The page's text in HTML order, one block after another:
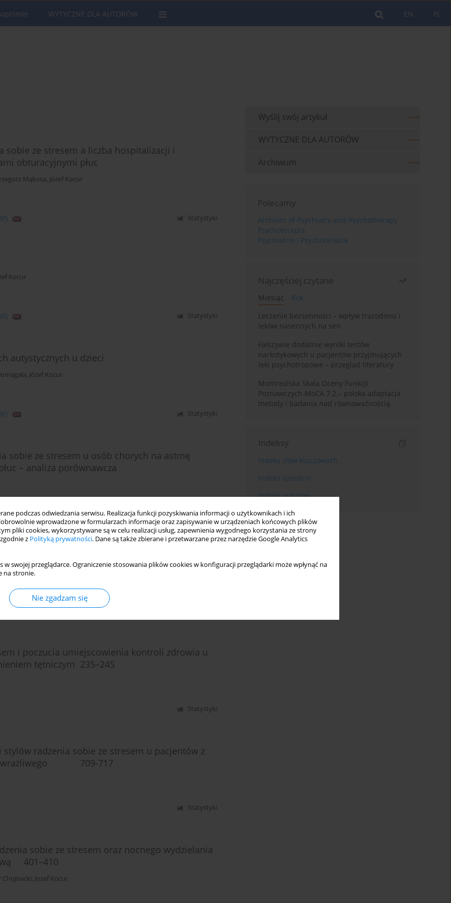
podczas odwiedzania serwisu. Realizacja funkcji pozyskiwania informacji o użytkownikach i ich
wprowadzone w formularzach informacje oraz zapisywanie w urządzeniach końcowych plików
pliki cookies, wykorzystywane są w celu realizacji usług, zapewnienia wygodnego korzystania ze strony
z Polityką prywatności. Dane są także zbierane i przetwarzane przez narzędzie Google Analytics
w swojej przeglądarce. Ograniczenie stosowania plików cookies w konfiguracji przeglądarki może wpłynąć na
na stronie.
Nie zgadzam się
PL
EN
WYTYCZNE DLA AUTORÓW
ze stresem a liczba hospitalizacji i
obturacyjnymi płuc
Mąkosa, Józef Kocur
Statystyki
Kocur
Statystyki
autystycznych u dzieci
, Józef Kocur
Statystyki
sobie ze stresem u osób chorych na astmę
– analiza porównawcza
Statystyki
psychiatryczne 601-609
i poczucia umiejscowienia kontroli zdrowia u
tętniczym 235–245
Statystyki
radzenia sobie ze stresem u pacjentów z
709-717
Statystyki
sobie ze stresem oraz nocnego wydzielania
401–410
Chojnacki, Jozef Kocur
Wyślij swój artykuł
WYTYCZNE DLA AUTORÓW
Archiwum
Polecamy
Archives of Psychiatry and Psychotherapy
Psychoterapia
Psychiatria i Psychoterapia
Najczęściej czytane
Miesiąc
Rok
Leczenie bezsenności – wpływ trazodonu i
leków nasennych na sen
Fałszywie dodatnie wyniki testów
narkotykowych u pacjentów przyjmujących
leki psychotropowe – przegląd literatury
Montrealska Skala Oceny Funkcji
Poznawczych MoCA 7.2.– polska adaptacja
metody i badania nad równoważnością
Indeksy
Indeks słów kluczowych
Indeks dziedzin
Indeks autorów